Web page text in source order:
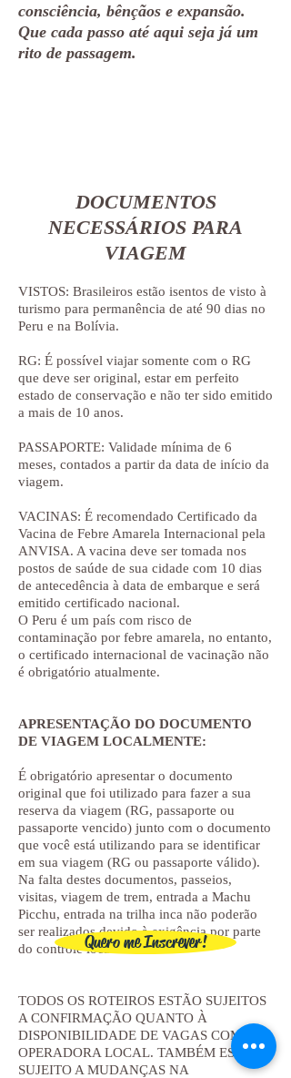
consciência, bênçãos e expansão.
Que cada passo até aqui seja já um
rito de passagem.
DOCUMENTOS
NECESSÁRIOS PARA
VIAGEM
VISTOS: Brasileiros estão isentos de visto à
turismo para permanência de até 90 dias no
Peru e na Bolívia.
RG: É possível viajar somente com o RG
que deve ser original, estar em perfeito
estado de conservação e não ter sido emitido
a mais de 10 anos.
PASSAPORTE: Validade mínima de 6
meses, contados a partir da data de início da
viagem.
VACINAS: É recomendado Certificado da
Vacina de Febre Amarela Internacional pela
ANVISA. A vacina deve ser tomada nos
postos de saúde de sua cidade com 10 dias
de antecedência à data de embarque e será
emitido certificado nacional.
O Peru é um país com risco de
contaminação por febre amarela, no entanto,
o certificado internacional de vacinação não
é obrigatório atualmente.
APRESENTAÇÃO DO DOCUMENTO
DE VIAGEM LOCALMENTE:
É obrigatório apresentar o documento
original que foi utilizado para fazer a sua
reserva da viagem (RG, passaporte ou
passaporte vencido) junto com o documento
que você está utilizando para se identificar
em sua viagem (RG ou passaporte válido).
Na falta destes documentos, passeios,
visitas, viagem de trem, entrada a Machu
Picchu, entrada na trilha inca não poderão
ser realizados devido à exigência por parte
do controle local.
TODOS OS ROTEIROS ESTÃO SUJEITOS
A CONFIRMAÇÃO QUANTO À
DISPONIBILIDADE DE VAGAS COM A
OPERADORA LOCAL. TAMBÉM ESTÃO
SUJEITO A MUDANÇAS NA
Quero me Inscrever!